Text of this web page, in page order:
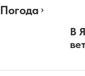
Погода
В